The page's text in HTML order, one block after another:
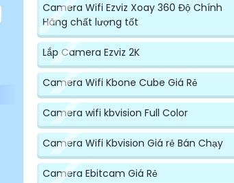
Camera Wifi Ezviz Xoay 360 Độ Chính
Hãng chất lượng tốt
Lắp Camera Ezviz 2K
Camera Wifi Kbone Cube Giá Rẻ
Camera wifi kbvision Full Color
Camera Wifi Kbvision Giá rẻ Bán Chạy
Camera Ebitcam Giá Rẻ